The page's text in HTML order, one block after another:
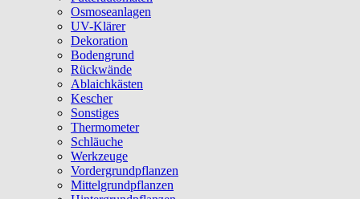
Osmoseanlagen
UV-Klärer
Dekoration
Bodengrund
Rückwände
Ablaichkästen
Kescher
Sonstiges
Thermometer
Schläuche
Werkzeuge
Vordergrundpflanzen
Mittelgrundpflanzen